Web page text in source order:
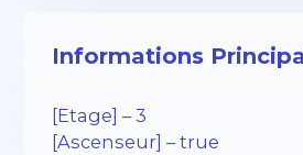
Informations
[Etage] – 3
[Ascenseur] – true